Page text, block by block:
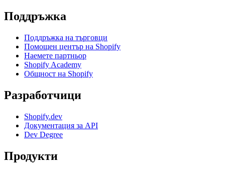
Поддръжка
Поддръжка на търговци
Помощен център на Shopify
Наемете партньор
Shopify Academy
Общност на Shopify
Разработчици
Shopify.dev
Документация за API
Dev Degree
Продукти